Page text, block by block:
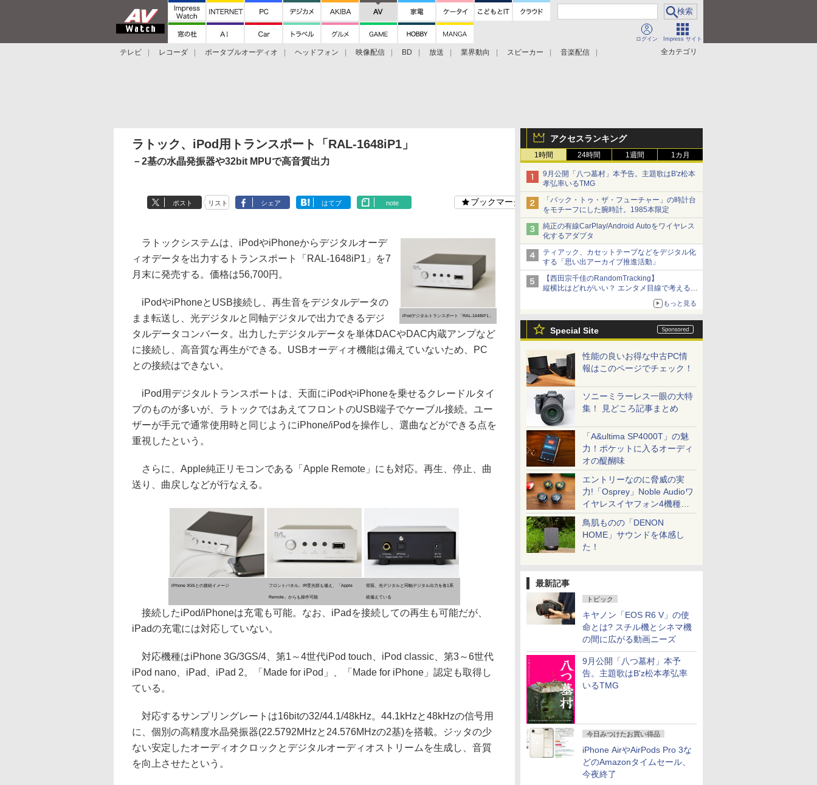
ログイン Impress サイト
全カテゴリ
テレビ レコーダ ポータブルオーディオ ヘッドフォン 映像配信 BD 放送 業界動向 スピーカー
音楽配信
アクセスランキング
1時間 24時間 1週間 1カ月
9月公開「八つ墓村」本予告。主題歌はB'z松本
孝弘率いるTMG
「バック・トゥ・ザ・フューチャー」の時計台
をモチーフにした腕時計。1985本限定
純正の有線CarPlay/Android Autoをワイヤレス
化するアダプタ
ティアック、カセットテープなどをデジタル化
する「思い出アーカイブ推進活動」
【西田宗千佳のRandomTracking】
縦横比はどれがいい？ エンタメ目線で考える、
もっと見る
Special Site
性能の良いお得な中古PC情
報はこのページでチェック！
ソニーミラーレス一眼の大特
集！ 見どころ記事まとめ
「A&ultima SP4000T」の魅
力！ポケットに入るオーディ
オの醍醐味
エントリーなのに脅威の実
力!「Osprey」Noble Audioワ
イヤレスイヤフォン4機種を
一気に聴く
鳥肌ものの「DENON
HOME」サウンドを体感し
た！
最新記事
トピック
キヤノン「EOS R6 V」の使
命とは? スチル機とシネマ機
の間に広がる動画ニーズ
9月公開「八つ墓村」本予
告。主題歌はB'z松本孝弘率
いるTMG
今日みつけたお買い得品
iPhone AirやAirPods Pro 3な
どのAmazonタイムセール、
今夜終了
ラトック、iPod用トランスポート「RAL-1648iP1」
－2基の水晶発振器や32bit MPUで高音質出力
ポスト リスト シェア はてブ note ブックマーク
iPodデジタルトランスポート「RAL-1648iP1」
ラトックシステムは、iPodやiPhoneからデジタルオーデ
ィオデータを出力するトランスポート「RAL-1648iP1」を7
月末に発売する。価格は56,700円。
iPodやiPhoneとUSB接続し、再生音をデジタルデータの
まま転送し、光デジタルと同軸デジタルで出力できるデジ
タルデータコンバータ。出力したデジタルデータを単体DACやDAC内蔵アンプなど
に接続し、高音質な再生ができる。USBオーディオ機能は備えていないため、PC
との接続はできない。
iPod用デジタルトランスポートは、天面にiPodやiPhoneを乗せるクレードルタイ
プのものが多いが、ラトックではあえてフロントのUSB端子でケーブル接続。ユー
ザーが手元で通常使用時と同じようにiPhone/iPodを操作し、選曲などができる点を
重視したという。
さらに、Apple純正リモコンである「Apple Remote」にも対応。再生、停止、曲
送り、曲戻しなどが行なえる。
iPhone 3GSとの接続イメージ フロントパネル。IR受光部も備え、「Apple
Remote」からも操作可能
背面。光デジタルと同軸デジタル出力を各1系
統備えている
接続したiPod/iPhoneは充電も可能。なお、iPadを接続しての再生も可能だが、
iPadの充電には対応していない。
対応機種はiPhone 3G/3GS/4、第1～4世代iPod touch、iPod classic、第3～6世代
iPod nano、iPad、iPad 2。「Made for iPod」、「Made for iPhone」認定も取得し
ている。
対応するサンプリングレートは16bitの32/44.1/48kHz。44.1kHzと48kHzの信号用
に、個別の高精度水晶発振器(22.5792MHzと24.576MHzの2基)を搭載。ジッタの少
ない安定したオーディオクロックとデジタルオーディオストリームを生成し、音質
を向上させたという。